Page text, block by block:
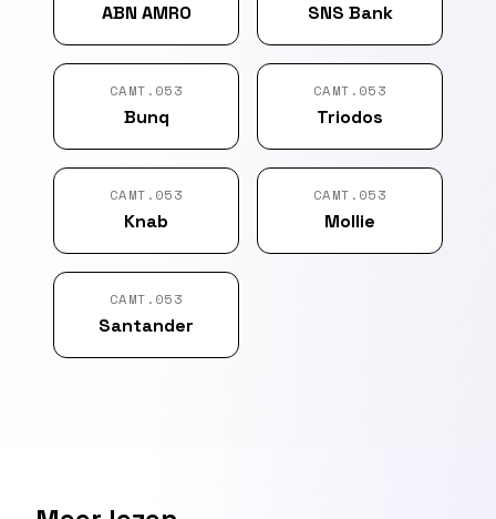
ABN AMRO SNS Bank
CAMT.053
Bunq
CAMT.053
Triodos
CAMT.053
Knab
CAMT.053
Mollie
CAMT.053
Santander